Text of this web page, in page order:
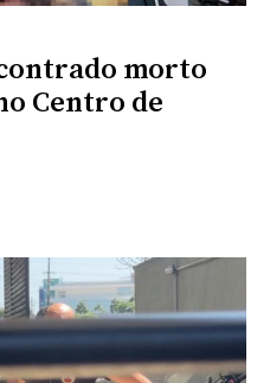
morto
Centro de